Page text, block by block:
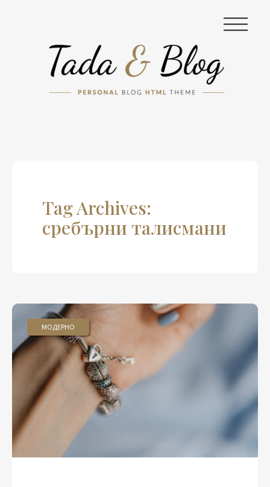
|||
Tag Archives:
сребърни талисмани
МОДЕРНО